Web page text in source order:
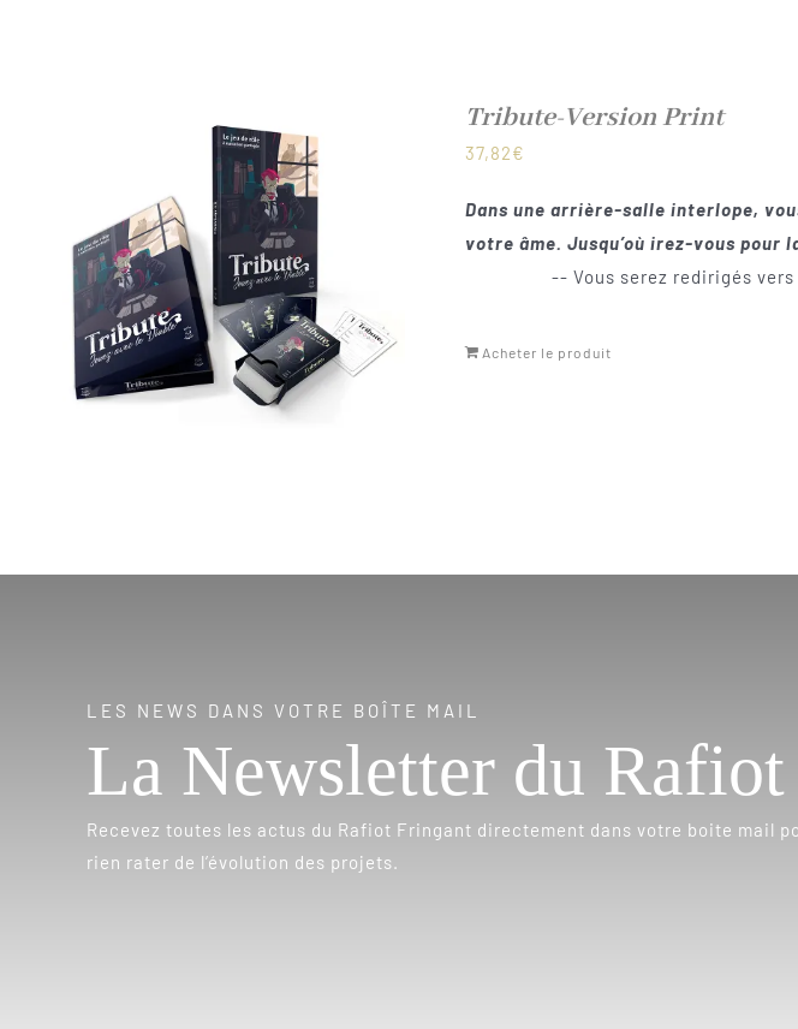
Tribute-Version Print
37,82€
Dans une arrière-salle interlope,
votre âme. Jusqu’où irez-vous pour
-- Vous serez redirigés
Acheter le produit
LES NEWS DANS VOTRE BOÎTE MAIL
La Newsletter du Rafiot
Recevez toutes les actus du Rafiot Fringant directement dans votre boite mail
rien rater de l’évolution des projets.